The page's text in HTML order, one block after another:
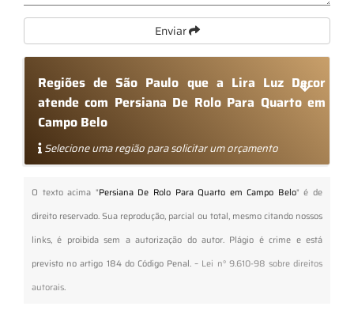
Enviar
Regiões de São Paulo que a Lira Luz Decor
atende com Persiana De Rolo Para Quarto em
Campo Belo
Selecione uma região para solicitar um orçamento
O texto acima "Persiana De Rolo Para Quarto em Campo Belo" é de
direito reservado. Sua reprodução, parcial ou total, mesmo citando nossos
links, é proibida sem a autorização do autor. Plágio é crime e está
previsto no artigo 184 do Código Penal. – Lei n° 9.610-98 sobre direitos
autorais.